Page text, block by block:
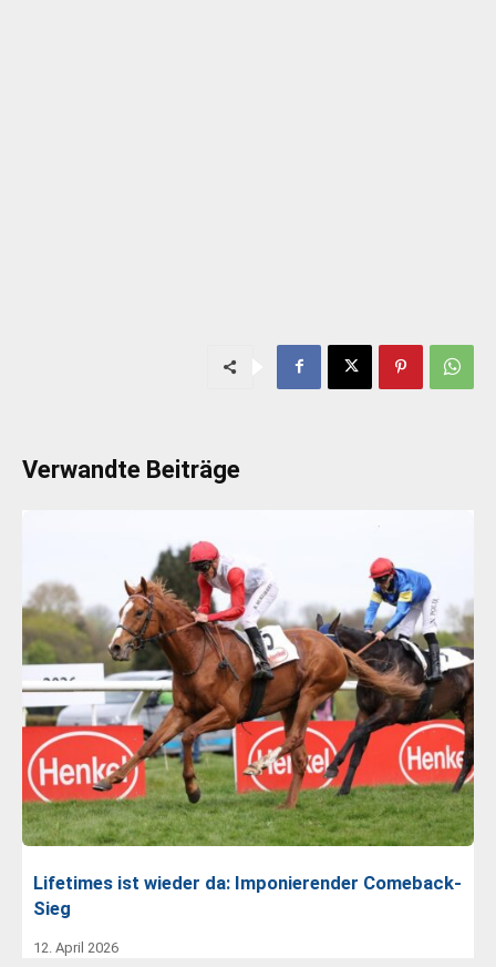
Verwandte Beiträge
Lifetimes ist wieder da: Imponierender Comeback-
Sieg
12. April 2026